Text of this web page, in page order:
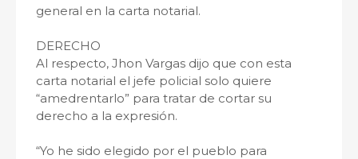
general en la carta notarial.
DERECHO
Al respecto, Jhon Vargas dijo que con esta
carta notarial el jefe policial solo quiere
“amedrentarlo” para tratar de cortar su
derecho a la expresión.
“Yo he sido elegido por el pueblo para